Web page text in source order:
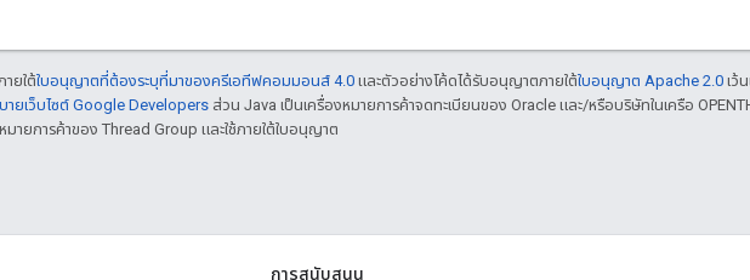
ยใต้ใบอนุญาตที่ต้องระบุที่มาของครีเอทีฟคอมมอนส์ 4.0 และตัวอย่างโค้ดได้รับอนุญาตภายใต้ใบอนุญาต Apache 2.0 เว้
ายเว็บไซต์ Google Developers ส่วน Java เป็นเครื่องหมายการค้าจดทะเบียนของ Oracle และ/หรือบริษัทในเครือ
มายการค้าของ Thread Group และใช้ภายใต้ใบอนุญาต
การสนับสนุน